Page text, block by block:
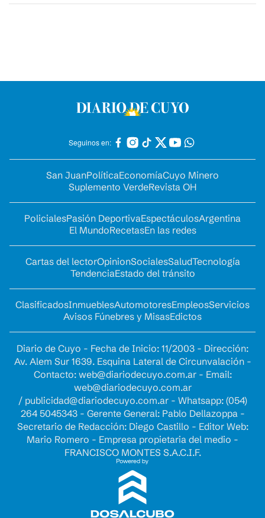
Seguinos en:
San JuanPolíticaEconomíaCuyo Minero
Suplemento VerdeRevista OH
PolicialesPasión DeportivaEspectáculosArgentina
El MundoRecetasEn las redes
Cartas del lectorOpinionSocialesSaludTecnología
TendenciaEstado del tránsito
ClasificadosInmueblesAutomotoresEmpleosServicios
Avisos Fúnebres y MisasEdictos
Diario de Cuyo - Fecha de Inicio: 11/2003 - Dirección:
Av. Alem Sur 1639. Esquina Lateral de Circunvalación -
Contacto: web@diariodecuyo.com.ar- Email:
web@diariodecuyo.com.ar
/ publicidad@diariodecuyo.com.ar- Whatsapp: (054)
264 5045343 - Gerente General: Pablo Dellazoppa -
Secretario de Redacción: Diego Castillo - Editor Web:
Mario Romero - Empresa propietaria del medio -
FRANCISCO MONTES S.A.C.I.F.